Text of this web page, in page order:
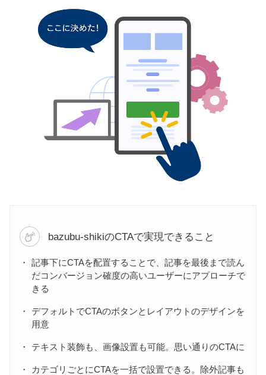
bazubu-shikiのCTAで実現できること
記事下にCTAを配置することで、記事を最後まで読ん
だコンバージョン確度の高いユーザーにアプローチで
きる
デフォルトでCTAのボタンとレイアウトのデザインを
用意
テキスト装飾も、画像設置も可能。思い通りのCTAに
カテゴリごとにCTAを一括で設置できる。除外記事も